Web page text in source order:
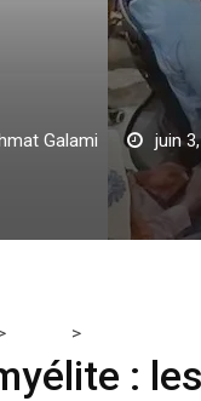
Galami juin
>
: